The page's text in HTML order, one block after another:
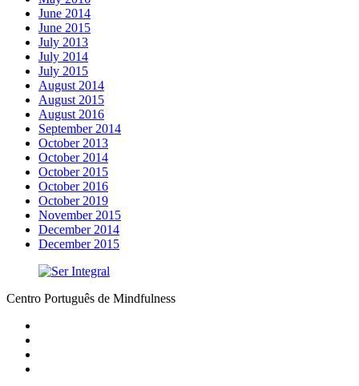
June 2014
June 2015
July 2013
July 2014
July 2015
August 2014
August 2015
August 2016
September 2014
October 2013
October 2014
October 2015
October 2016
October 2019
November 2015
December 2014
December 2015
Centro Português de Mindfulness